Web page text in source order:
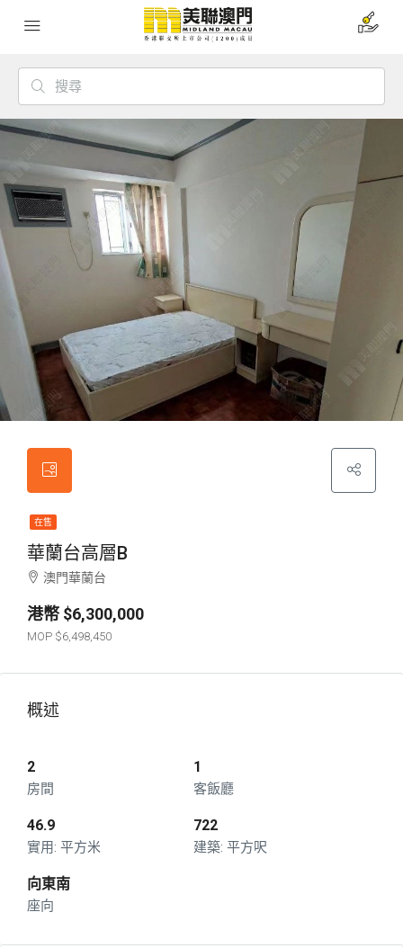
在售
華蘭台高層B
澳門華蘭台
$6,300,000
$6,498,450
概述
2
房間
1
客飯廳
46.9
平方米
722
平方呎
向東南
座向